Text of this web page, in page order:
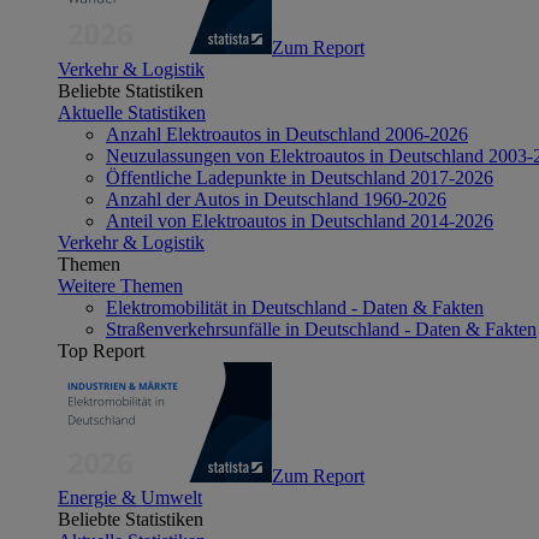
Zum Report
Verkehr & Logistik
Beliebte Statistiken
Aktuelle Statistiken
Anzahl Elektroautos in Deutschland 2006-2026
Neuzulassungen von Elektroautos in Deutschland 2003-
Öffentliche Ladepunkte in Deutschland 2017-2026
Anzahl der Autos in Deutschland 1960-2026
Anteil von Elektroautos in Deutschland 2014-2026
Verkehr & Logistik
Themen
Weitere Themen
Elektromobilität in Deutschland - Daten & Fakten
Straßenverkehrsunfälle in Deutschland - Daten & Fakten
Top Report
Zum Report
Energie & Umwelt
Beliebte Statistiken